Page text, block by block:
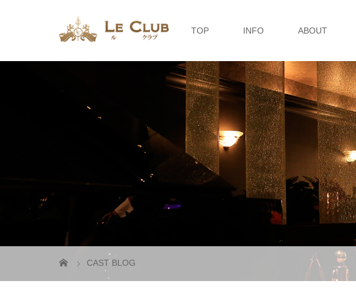
TOP INFO ABOUT
CAST BLOG